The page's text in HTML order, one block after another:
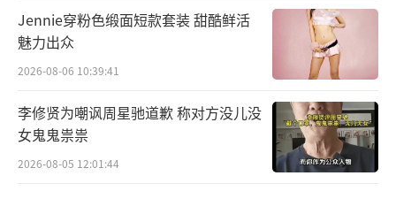
Jennie穿粉色缎面短款套装 甜酷鲜活
魅力出众
2026-08-06 10:39:41
李修贤为嘲讽周星驰道歉 称对方没儿没
女鬼鬼祟祟
2026-08-05 12:01:44